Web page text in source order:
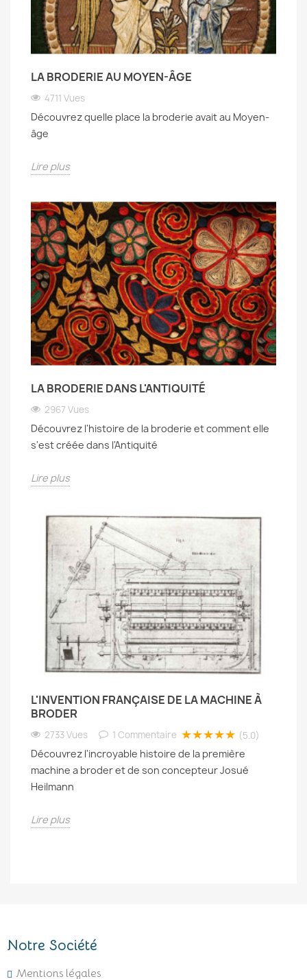
LA BRODERIE AU MOYEN-ÂGE
4711 Vues
Découvrez quelle place la broderie avait au Moyen-
âge
Lire plus
LA BRODERIE DANS L'ANTIQUITÉ
2967 Vues
Découvrez l'histoire de la broderie et comment elle
s'est créée dans l'Antiquité
Lire plus
L'INVENTION FRANÇAISE DE LA MACHINE À
BRODER
2733 Vues 1 Commentaire ★★★★★ (5.0)
Découvrez l'incroyable histoire de la première
machine a broder et de son concepteur Josué
Heilmann
Lire plus
Notre Société
Mentions légales